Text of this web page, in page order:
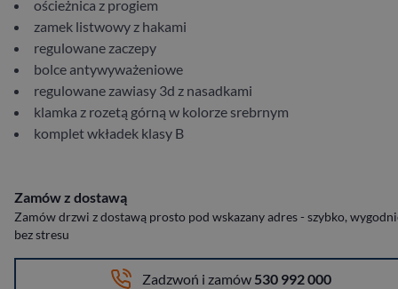
ościeżnica z progiem
zamek listwowy z hakami
regulowane zaczepy
bolce antywyważeniowe
regulowane zawiasy 3d z nasadkami
klamka z rozetą górną w kolorze srebrnym
komplet wkładek klasy B
Zamów z dostawą
Zamów drzwi z dostawą prosto pod wskazany adres - szybko,
bez stresu
Zadzwoń i zamów 530 992 000